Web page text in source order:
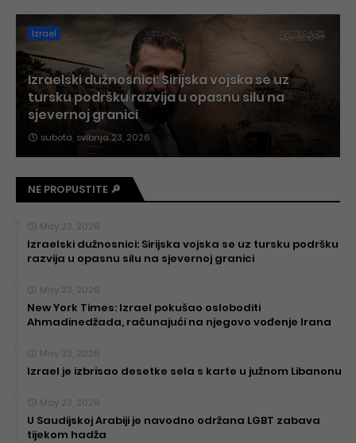
Izrael
Izraelski dužnosnici: Sirijska vojska se uz
tursku podršku razvija u opasnu silu na
sjevernoj granici
subota, svibnja 23, 2026
NE PROPUSTITE 🔎
May 23, 2026
Izraelski dužnosnici: Sirijska vojska se uz tursku podršku
razvija u opasnu silu na sjevernoj granici
May 23, 2026
New York Times: Izrael pokušao osloboditi
Ahmadinedžada, računajući na njegovo vođenje Irana
May 23, 2026
Izrael je izbrisao desetke sela s karte u južnom Libanonu
May 23, 2026
U Saudijskoj Arabiji je navodno održana LGBT zabava
tijekom hadža